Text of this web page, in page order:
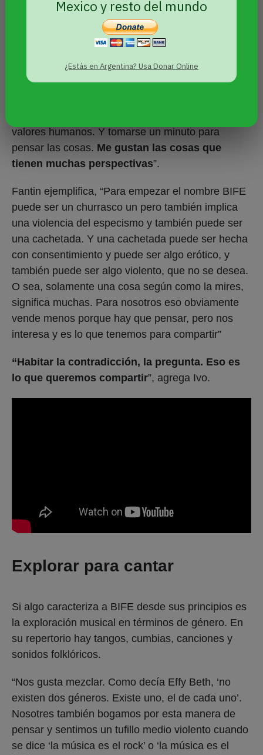
Mexico y resto del mundo
¿Estás en Argentina? Usa Donar Online
Habitar la contradicción
“Es muy oscuro lo que nos rodea en este
momento, es muy ridículo y muy falto de sentido”,
valores humanos. Y tomarse un minuto para
pensar las cosas. Me gustan las cosas que
tienen muchas perspectivas”.
Fantin ejemplifica, “Para empezar el nombre BIFE
puede ser un churrasco un pero también implica
una violencia del especismo y también puede ser
una cachetada. Y una cachetada puede ser hecha
con consentimiento y puede ser algo erótico, y
también puede ser algo violento, que no se desea.
O sea, solamente una cosa según como la mires,
significa muchas. Para nosotros eso obviamente
vende menos porque hay que pensar, pero nos
interesa y es lo que tenemos para compartir”
“Habitar la contradicción, la pregunta. Eso es
lo que queremos compartir”, agrega Ivo.
Explorar para cantar
Si algo caracteriza a BIFE desde sus principios es
la exploración musical en términos de género. En
su repertorio hay tangos, cumbias, canciones y
sonidos folklóricos.
“Nos gusta mezclar. Como decía Effy Beth, ‘no
existen dos géneros. Existe uno, el de cada uno’.
Nosotres también bogamos por esta manera de
pensar y sentimos un tufillo medio violento cuando
se dice ‘la música es el rock’ o ‘la música es el